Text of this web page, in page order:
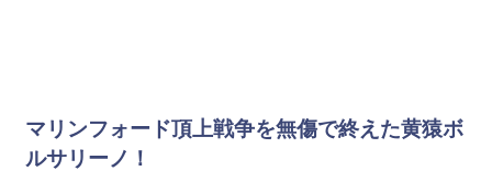
マリンフォード頂上戦争を無傷で終えた黄猿ボ
ルサリーノ！